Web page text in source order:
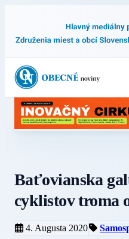
Baťovianska
cyklistov troma
4. Augusta 2020